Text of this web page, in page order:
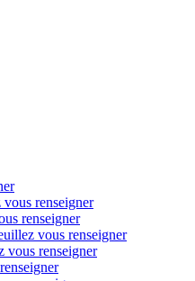
renseigner
renseigner
vous renseigner
vous renseigner